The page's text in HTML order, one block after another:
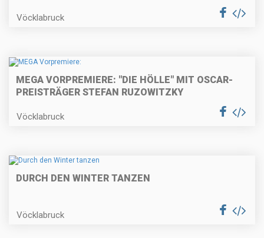
Vöcklabruck
MEGA VORPREMIERE: "DIE HÖLLE" MIT OSCAR-
PREISTRÄGER STEFAN RUZOWITZKY
Vöcklabruck
DURCH DEN WINTER TANZEN
Vöcklabruck